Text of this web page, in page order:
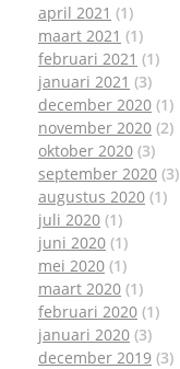
april 2021 (1)
maart 2021 (1)
februari 2021 (1)
januari 2021 (3)
december 2020 (1)
november 2020 (2)
oktober 2020 (3)
september 2020 (3)
augustus 2020 (1)
juli 2020 (1)
juni 2020 (1)
mei 2020 (1)
maart 2020 (1)
februari 2020 (1)
januari 2020 (3)
december 2019 (3)